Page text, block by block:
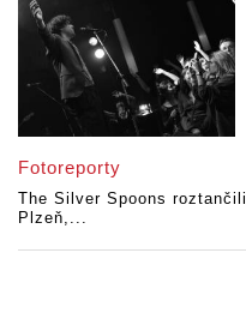
Fotoreporty
The Silver Spoons roztančili
Plzeň,...